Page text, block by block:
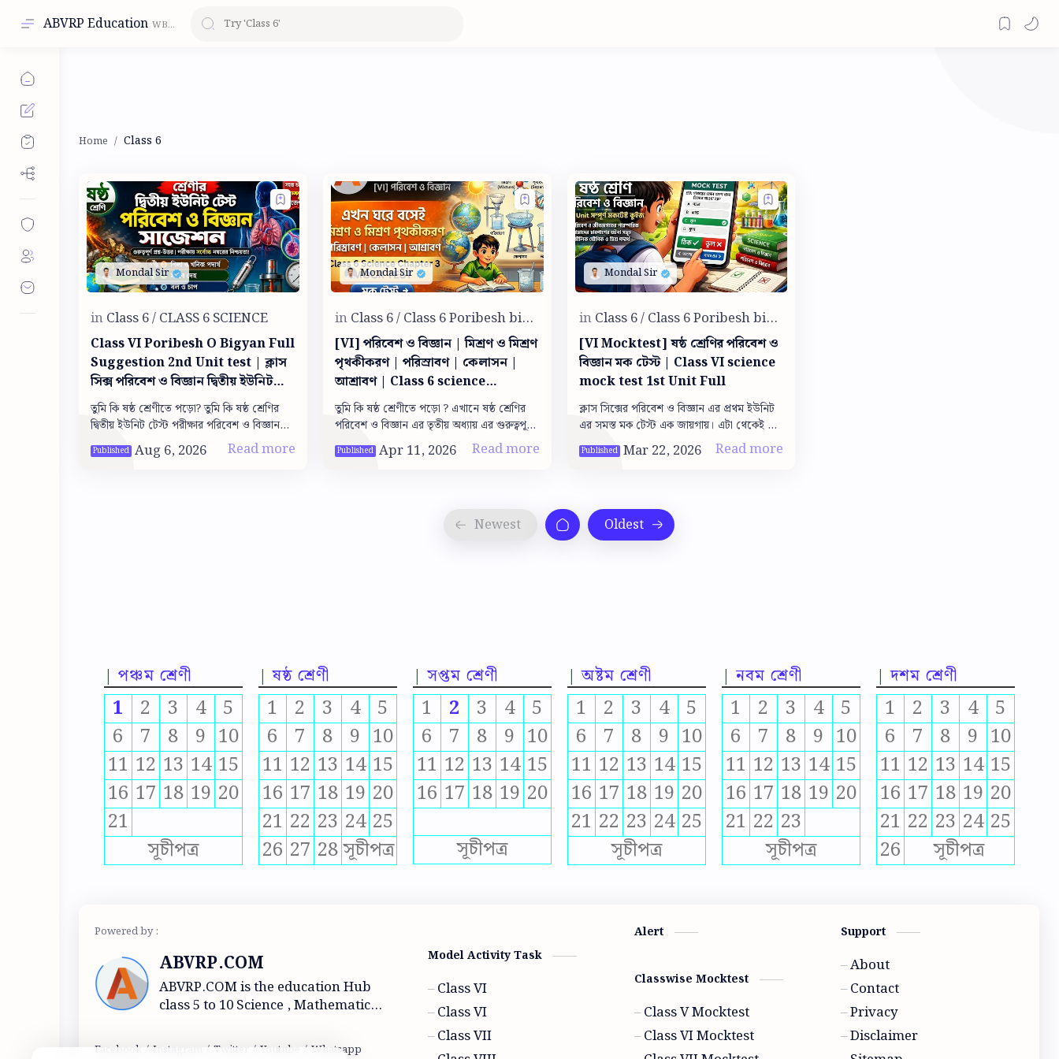
ABVRP Education
Class 6
Class VI Poribesh O Bigyan Full
Suggestion 2nd Unit test | ক্লাস
সিক্স পরিবেশ ও বিজ্ঞান দ্বিতীয় ইউনিট
টেস্ট সাজেশন
তুমি কি ষষ্ঠ শ্রেণীতে পড়ো? তুমি কি ষষ্ঠ শ্রেণির
দ্বিতীয় ইউনিট টেস্ট পরীক্ষার পরিবেশ ও বিজ্ঞান
এর সাজেশন খুঁজছো তাহলে তুমি ঠিক জায়গায়
এসেছ। এখান…
[VI] পরিবেশ ও বিজ্ঞান | মিশ্রণ ও মিশ্রণ
পৃথকীকরণ | পরিস্রাবণ | কেলাসন |
আশ্রাবণ | Class 6 science
chapter 3 mock test Mixture
তুমি কি ষষ্ঠ শ্রেণীতে পড়ো ? এখানে ষষ্ঠ শ্রেণির
পরিবেশ ও বিজ্ঞান এর তৃতীয় অধ্যায় এর গুরুত্বপূর্ণ
একটি টপিক : মিশ্রণ, মিশ্রণ পৃথকীকরণ , পরিস্রাবণ,
ক…
[VI Mocktest] ষষ্ঠ শ্রেণির পরিবেশ ও
বিজ্ঞান মক টেস্ট | Class VI science
mock test 1st Unit Full
ক্লাস সিক্সের পরিবেশ ও বিজ্ঞান এর প্রথম ইউনিট
এর সমস্ত মক টেস্ট এক জায়গায়। এটা থেকেই তুমি
প্রায় সমস্ত সিলেবাস প্র্যাকটিস করতে পারবে। …
পঞ্চম শ্রেণী
1 2 3 4
5
6
7 8 9 10
11 12 13 14 15
16 17 18 19 20
21
সূচীপত্র
ষষ্ঠ শ্রেণী
1 2 3 4
5
6
7 8 9 10
11 12 13 14 15
16 17 18 19 20
21 22 23 24 25
26 27 28সূচীপত্র
সপ্তম শ্রেণী
1 2 3 4
5
6
7 8 9 10
11 12 13 14 15
16 17 18 19 20
সূচীপত্র
অষ্টম শ্রেণী
1 2 3 4
5
6
7 8 9 10
11 12 13 14 15
16 17 18 19 20
21 22 23 24 25
সূচীপত্র
নবম শ্রেণী
1 2 3 4
5
6
7 8 9 10
11 12 13 14 15
16 17 18 19 20
21 22 23
সূচীপত্র
দশম শ্রেণী
1 2 3 4
5
6
7 8 9 10
11 12 13 14 15
16 17 18 19 20
21 22 23 24 25
26
সূচীপত্র
ABVRP.COM
ABVRP.COM is the education Hub
class 5 to 10 Science , Mathematics
Mocktest and Eduactional topic are
Model Activity Task
Class VI
Class VI
Class VII
Alert
Classwise Mocktest
Class V Mocktest
Class VI Mocktest
Support
About
Contact
Privacy
Disclaimer